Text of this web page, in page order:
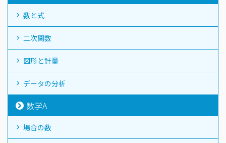
数と式
二次関数
図形と計量
データの分析
数学A
場合の数